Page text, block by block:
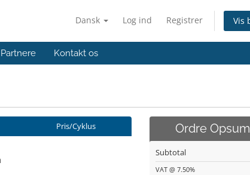
Dansk Log ind Registrer Vis
Partnere Kontakt os
Pris/Cyklus Ordre
Subtotal
VAT @ 7.50%